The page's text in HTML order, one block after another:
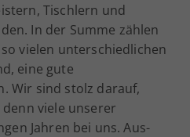
Tischlern und
In der Summe zählen
vielen unterschiedlichen
eine gute
Wir sind stolz darauf,
viele unserer
Jahren bei uns. Aus-